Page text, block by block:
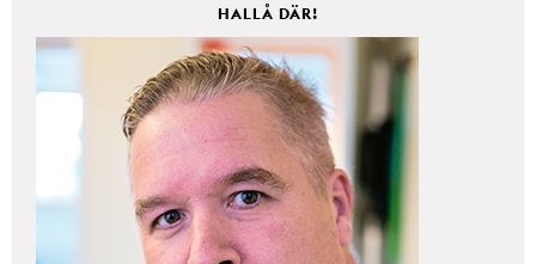
HALLÅ DÄR!